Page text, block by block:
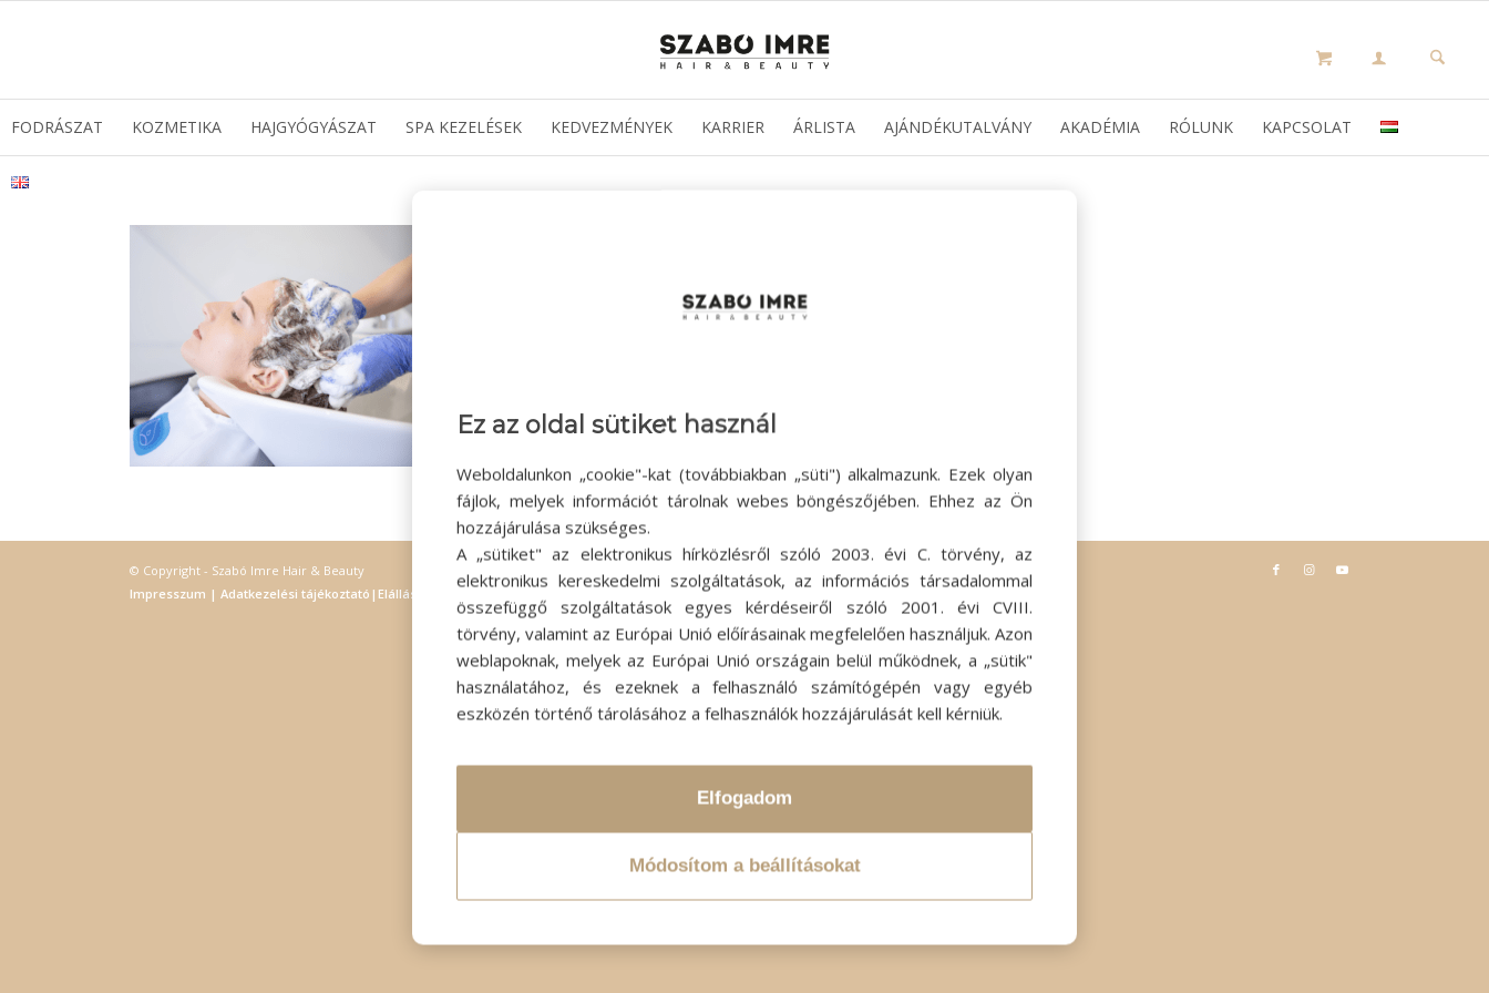
FODRÁSZAT KOZMETIKA HAJGYÓGYÁSZAT SPA KEZELÉSEK KEDVEZMÉNYEK KARRIER ÁRLISTA AJÁNDÉKUTALVÁNY AKADÉMIA RÓLUNK KAPCSOLAT
© Copyright - Szabó Imre Hair & Beauty
Impresszum | Adatkezelési tájékoztató | Elállás
Ez az oldal sütiket használ
Weboldalunkon „cookie"-kat (továbbiakban „süti") alkalmazunk. Ezek olyan
fájlok, melyek információt tárolnak webes böngészőjében. Ehhez az Ön
hozzájárulása szükséges.
A „sütiket" az elektronikus hírközlésről szóló 2003. évi C. törvény, az
elektronikus kereskedelmi szolgáltatások, az információs társadalommal
összefüggő szolgáltatások egyes kérdéseiről szóló 2001. évi CVIII.
törvény, valamint az Európai Unió előírásainak megfelelően használjuk. Azon
weblapoknak, melyek az Európai Unió országain belül működnek, a „sütik"
használatához, és ezeknek a felhasználó számítógépén vagy egyéb
eszközén történő tárolásához a felhasználók hozzájárulását kell kérniük.
Elfogadom
Módosítom a beállításokat